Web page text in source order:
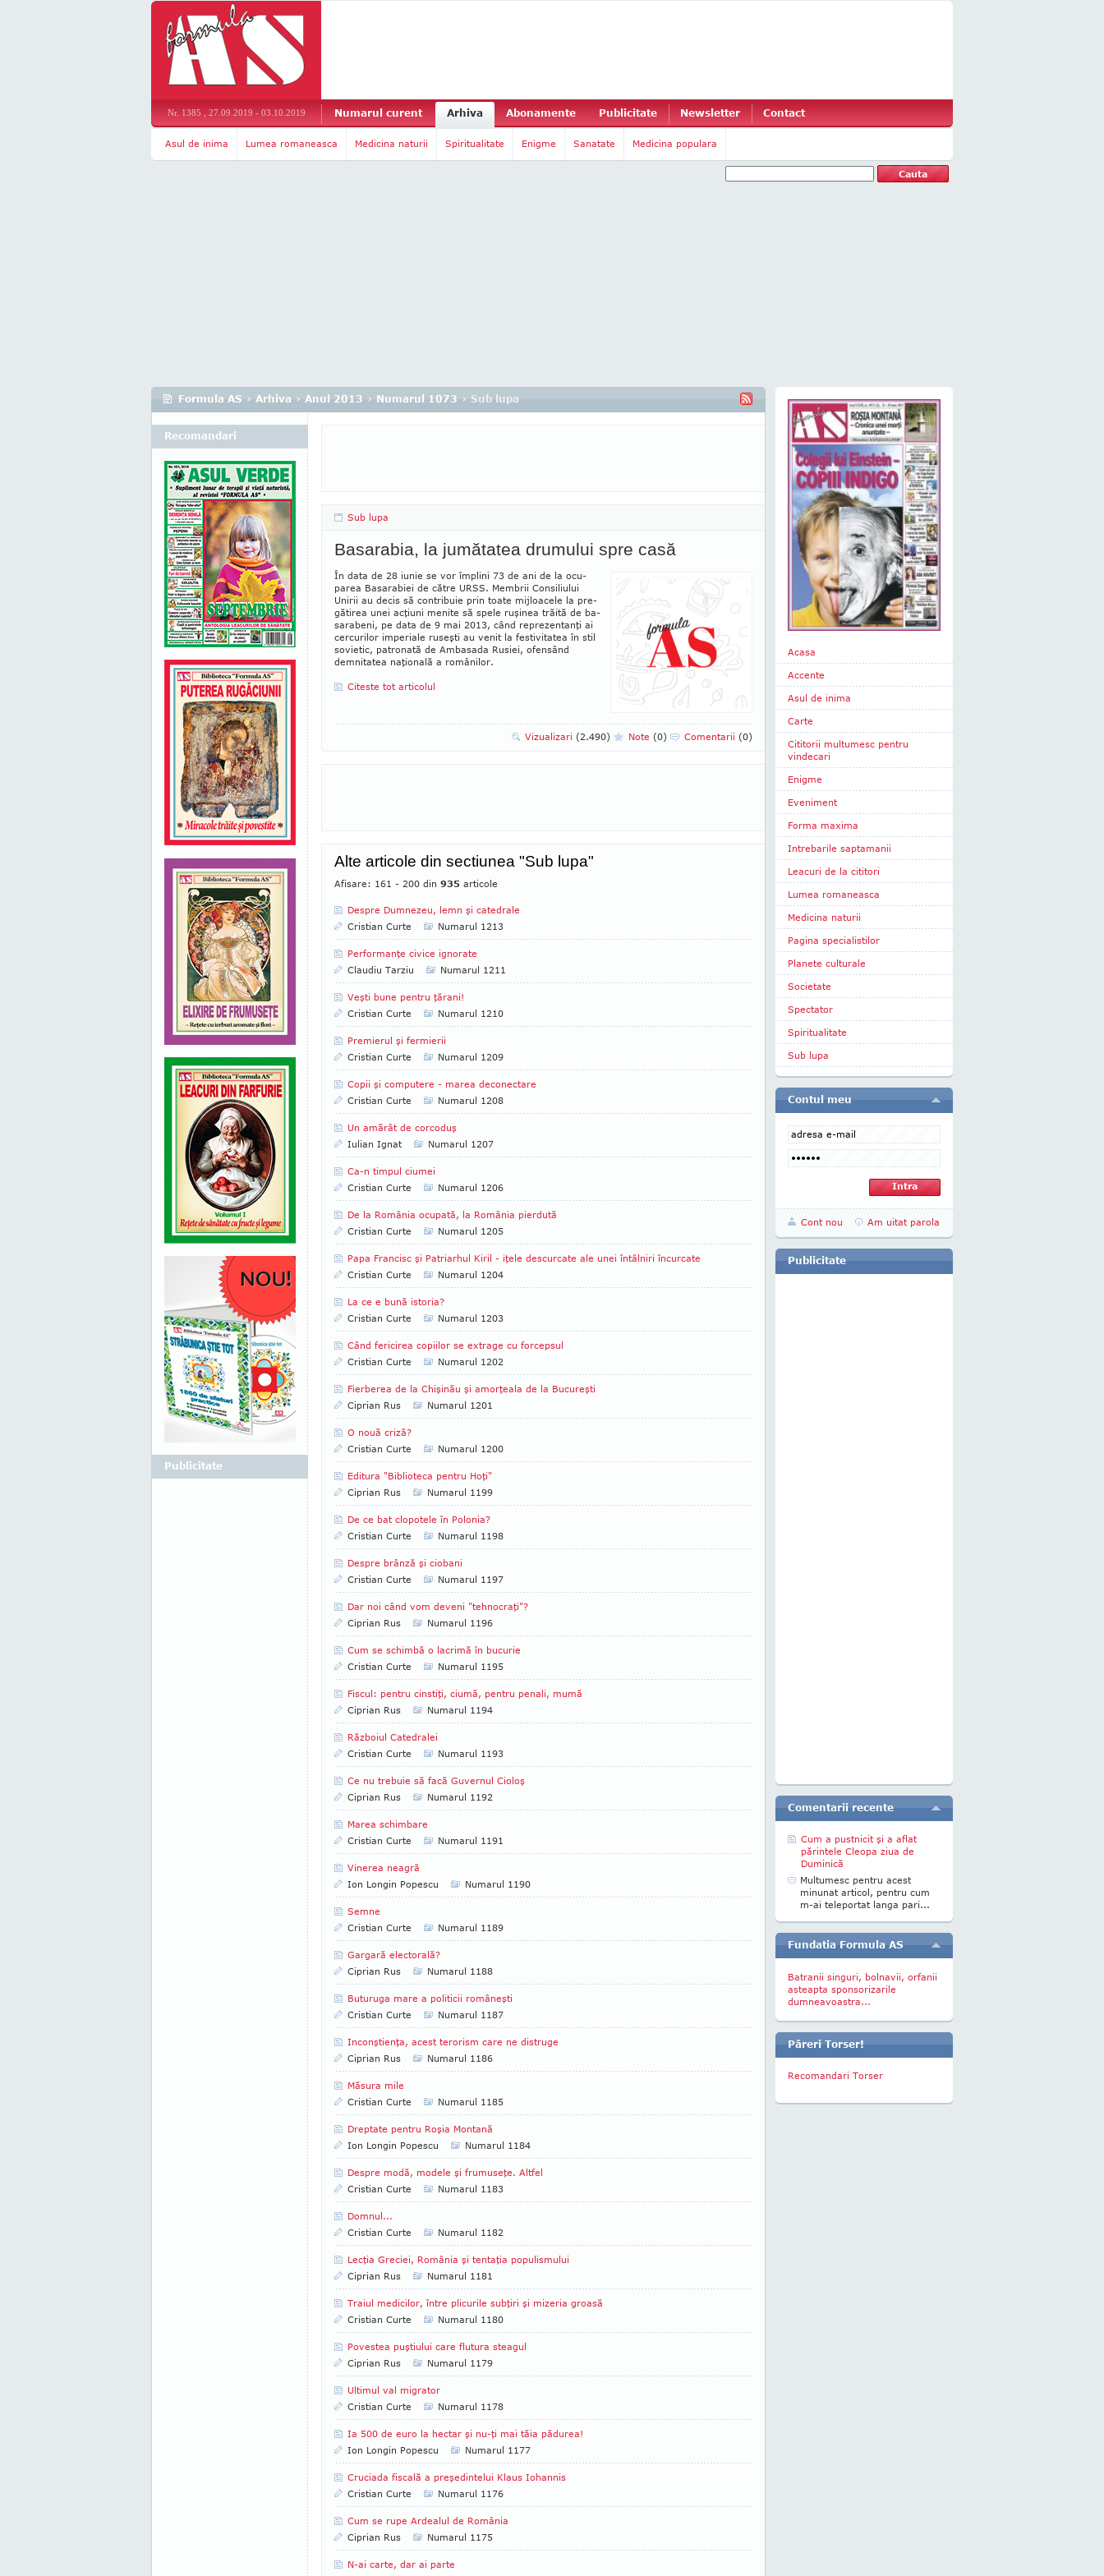
Nr. 1385 , 27.09.2019 - 03.10.2019 Numarul curent Arhiva Abonamente Publicitate Newsletter Contact
Asul de inima Lumea romaneasca Medicina naturii Spiritualitate Enigme Sanatate Medicina populara
Formula AS › Arhiva › Anul 2013 › Numarul 1073 › Sub lupa
Sub lupa
Basarabia, la jumătatea drumului spre casă
În data de 28 iunie se vor împlini 73 de ani de la ocu­
parea Basarabiei de către URSS. Membrii Consiliului
Unirii au decis să contribuie prin toate mijloacele la pre­
gătirea unei acţiuni menite să spele ruşinea trăită de ba­
sarabeni, pe data de 9 mai 2013, când repre­zen­tanţi ai
cercurilor imperiale ruseşti au venit la festivitatea în stil
sovietic, patronată de Am­basada Rusiei, ofensând
demnitatea naţio­nală a românilor.
Citeste tot articolul
Vizualizari (2.490) Note (0) Comentarii (0)
Alte articole din sectiunea "Sub lupa"
Afisare: 161 - 200 din 935 articole
Despre Dumnezeu, lemn şi catedrale
Cristian Curte
Numarul 1213
Performanţe civice ignorate
Claudiu Tarziu
Numarul 1211
Veşti bune pentru ţărani!
Cristian Curte
Numarul 1210
Premierul şi fermierii
Cristian Curte
Numarul 1209
Copii şi computere - marea deconectare
Cristian Curte
Numarul 1208
Un amărât de corcoduş
Iulian Ignat
Numarul 1207
Ca-n timpul ciumei
Cristian Curte
Numarul 1206
De la România ocupată, la România pierdută
Cristian Curte
Numarul 1205
Papa Francisc şi Patriarhul Kiril - iţele descurcate ale unei întâlniri încurcate
Cristian Curte
Numarul 1204
La ce e bună istoria?
Cristian Curte
Numarul 1203
Când fericirea copiilor se extrage cu forcepsul
Cristian Curte
Numarul 1202
Fierberea de la Chişinău şi amorţeala de la Bucureşti
Ciprian Rus
Numarul 1201
O nouă criză?
Cristian Curte
Numarul 1200
Editura "Biblioteca pentru Hoţi"
Ciprian Rus
Numarul 1199
De ce bat clopotele în Polonia?
Cristian Curte
Numarul 1198
Despre brânză şi ciobani
Cristian Curte
Numarul 1197
Dar noi când vom deveni "tehnocraţi"?
Ciprian Rus
Numarul 1196
Cum se schimbă o lacrimă în bucurie
Cristian Curte
Numarul 1195
Fiscul: pentru cinstiţi, ciumă, pentru penali, mumă
Ciprian Rus
Numarul 1194
Războiul Catedralei
Cristian Curte
Numarul 1193
Ce nu trebuie să facă Guvernul Cioloş
Ciprian Rus
Numarul 1192
Marea schimbare
Cristian Curte
Numarul 1191
Vinerea neagră
Ion Longin Popescu
Numarul 1190
Semne
Cristian Curte
Numarul 1189
Gargară electorală?
Ciprian Rus
Numarul 1188
Buturuga mare a politicii româneşti
Cristian Curte
Numarul 1187
Inconştienţa, acest terorism care ne distruge
Ciprian Rus
Numarul 1186
Măsura mile
Cristian Curte
Numarul 1185
Dreptate pentru Roşia Montană
Ion Longin Popescu
Numarul 1184
Despre modă, modele şi frumuseţe. Altfel
Cristian Curte
Numarul 1183
Domnul...
Cristian Curte
Numarul 1182
Lecţia Greciei, România şi tentaţia populismului
Ciprian Rus
Numarul 1181
Traiul medicilor, între plicurile subţiri şi mizeria groasă
Cristian Curte
Numarul 1180
Povestea puştiului care flutura steagul
Ciprian Rus
Numarul 1179
Ultimul val migrator
Cristian Curte
Numarul 1178
Ia 500 de euro la hectar şi nu-ţi mai tăia pădurea!
Ion Longin Popescu
Numarul 1177
Cruciada fiscală a preşedintelui Klaus Iohannis
Cristian Curte
Numarul 1176
Cum se rupe Ardealul de România
Ciprian Rus
Numarul 1175
N-ai carte, dar ai parte
Recomandari
Publicitate
Acasa
Accente
Asul de inima
Carte
Cititorii multumesc pentru
vindecari
Enigme
Eveniment
Forma maxima
Intrebarile saptamanii
Leacuri de la cititori
Lumea romaneasca
Medicina naturii
Pagina specialistilor
Planete culturale
Societate
Spectator
Spiritualitate
Sub lupa
Contul meu
Cont nou Am uitat parola
Publicitate
Comentarii recente
Cum a pustnicit şi a aflat
părintele Cleopa ziua de
Duminică
Multumesc pentru acest
minunat articol, pentru cum
m-ai teleportat langa pari...
Fundatia Formula AS
Batranii singuri, bolnavii, orfanii
asteapta sponsorizarile
dumneavoastra...
Păreri Torser!
Recomandari Torser